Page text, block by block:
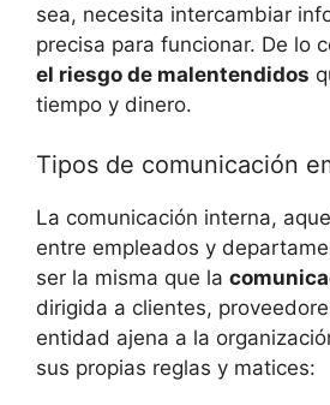
sea, necesita intercambiar
precisa para funcionar. De lo
el riesgo de malentendidos
tiempo y dinero.
Tipos de comunicación
La comunicación interna,
entre empleados y
ser la misma que la
dirigida a clientes,
entidad ajena a la
sus propias reglas y matices: